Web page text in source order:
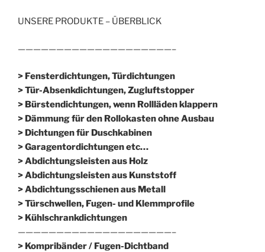
UNSERE PRODUKTE – ÜBERBLICK
————————————————————–
> Fensterdichtungen, Türdichtungen
> Tür-Absenkdichtungen, Zugluftstopper
> Bürstendichtungen, wenn Rollläden klappern
> Dämmung für den Rollokasten ohne Ausbau
> Dichtungen für Duschkabinen
> Garagentordichtungen etc…
> Abdichtungsleisten aus Holz
> Abdichtungsleisten aus Kunststoff
> Abdichtungsschienen aus Metall
> Türschwellen, Fugen- und Klemmprofile
> Kühlschrankdichtungen
————————————————————–
> Kompribänder / Fugen-Dichtband